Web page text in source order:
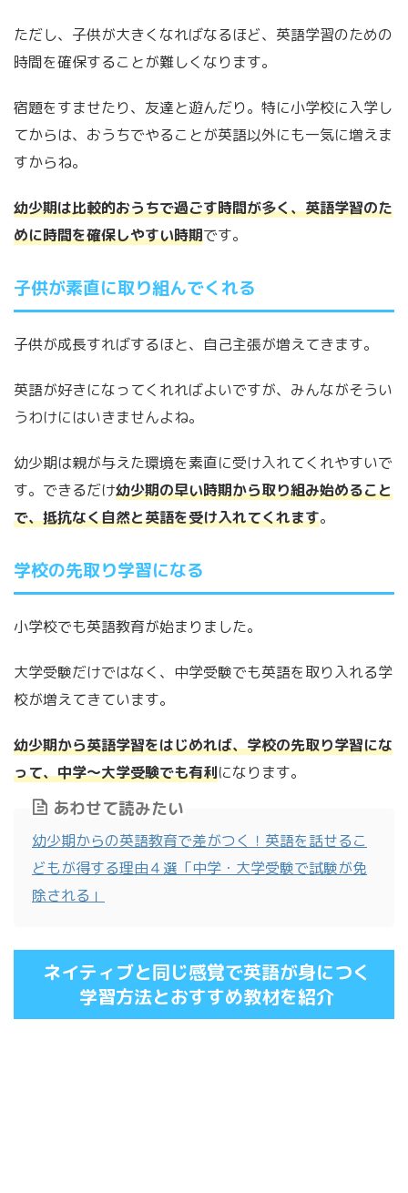
ただし、子供が大きくなればなるほど、英語学習のための
時間を確保することが難しくなります。
宿題をすませたり、友達と遊んだり。特に小学校に入学し
てからは、おうちでやることが英語以外にも一気に増えま
すからね。
幼少期は比較的おうちで過ごす時間が多く、英語学習のた
めに時間を確保しやすい時期です。
子供が素直に取り組んでくれる
子供が成長すればするほと、自己主張が増えてきます。
英語が好きになってくれればよいですが、みんながそうい
うわけにはいきませんよね。
幼少期は親が与えた環境を素直に受け入れてくれやすいで
す。できるだけ幼少期の早い時期から取り組み始めること
で、抵抗なく自然と英語を受け入れてくれます。
学校の先取り学習になる
小学校でも英語教育が始まりました。
大学受験だけではなく、中学受験でも英語を取り入れる学
校が増えてきています。
幼少期から英語学習をはじめれば、学校の先取り学習にな
って、中学～大学受験でも有利になります。
あわせて読みたい
幼少期からの英語教育で差がつく！英語を話せるこ
どもが得する理由４選「中学・大学受験で試験が免
除される」
ネイティブと同じ感覚で英語が身につく
学習方法とおすすめ教材を紹介